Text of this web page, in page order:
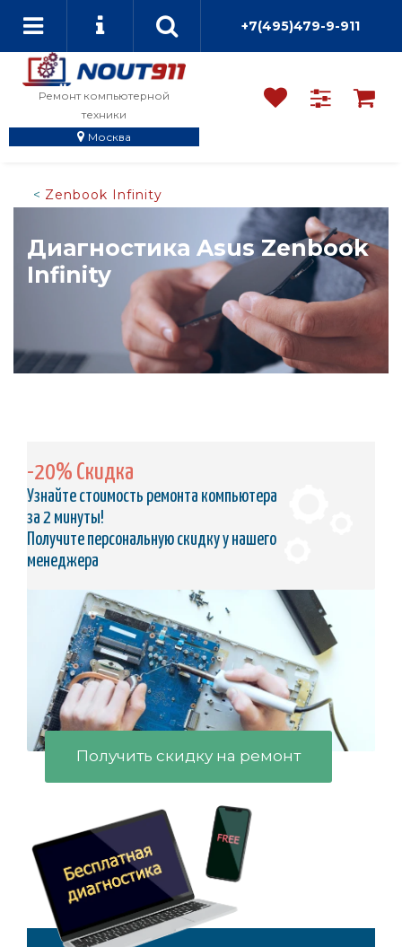
+7(495)479-9-911
Ремонт компьютерной
техники
Москва
Zenbook Infinity
Диагностика Asus Zenbook
Infinity
-20% Скидка
Узнайте стоимость ремонта компьютера
за 2 минуты!
Получите персональную скидку у нашего
менеджера
Получить скидку на ремонт